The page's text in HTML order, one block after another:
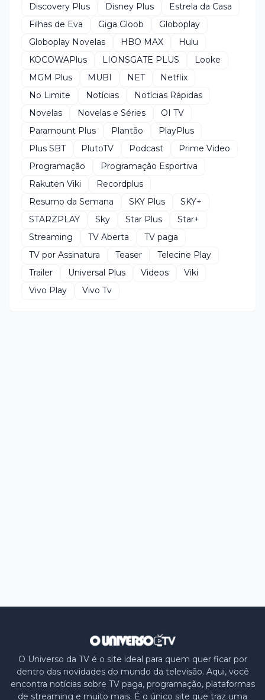
Discovery Plus
Disney Plus
Estrela da Casa
Filhas de Eva
Giga Gloob
Globoplay
Globoplay Novelas
HBO MAX
Hulu
KOCOWAPlus
LIONSGATE PLUS
Looke
MGM Plus
MUBI NET
Netflix
No Limite
Notícias
Notícias Rápidas
Novelas
Novelas e Séries
OI TV
Paramount Plus
Plantão
PlayPlus
Plus SBT
PlutoTV Podcast
Prime Video
Programação
Programação Esportiva
Rakuten Viki
Recordplus
Resumo da Semana
SKY Plus
SKY+
STARZPLAY
Sky Star Plus
Star+
Streaming
TV Aberta
TV paga
TV por Assinatura
Teaser
Telecine Play
Trailer
Universal Plus Videos
Viki
Vivo Play
Vivo Tv
O Universo da TV é o site ideal para quem quer ficar por
dentro das novidades do mundo da televisão. Aqui, você
encontra notícias sobre TV paga, programação, plataformas
de streaming e muito mais. É o único site que traz uma